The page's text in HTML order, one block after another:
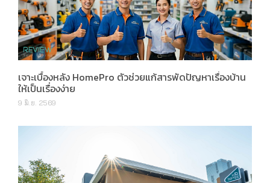
เจาะเบื้องหลัง HomePro ตัวช่วยแก้สารพัดปัญหาเรื่องบ้าน
ให้เป็นเรื่องง่าย
9 มิ.ย. 2569